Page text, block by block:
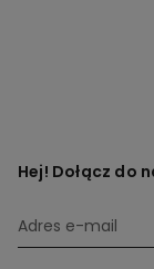
Hej! Dołącz do